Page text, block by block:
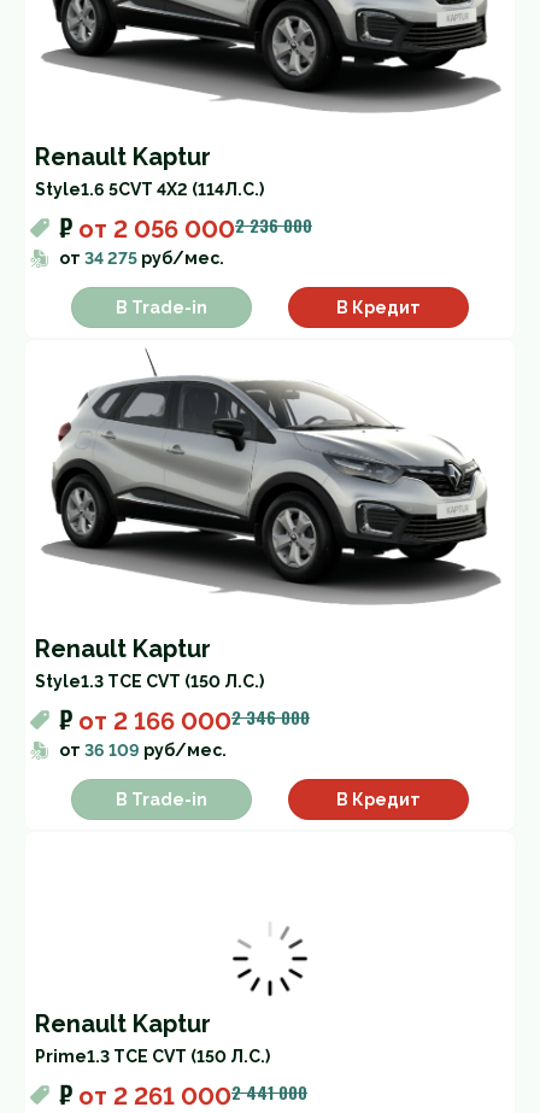
Renault Kaptur
Style1.6 5CVT 4X2 (114Л.С.)
₽ от 2 056 0002 236 000
от 34 275 руб/мес.
В Trade-in В Кредит
Renault Kaptur
Style1.3 TCE CVT (150 Л.С.)
₽ от 2 166 0002 346 000
от 36 109 руб/мес.
В Trade-in В Кредит
Renault Kaptur
Prime1.3 TCE CVT (150 Л.С.)
₽ от 2 261 0002 441 000